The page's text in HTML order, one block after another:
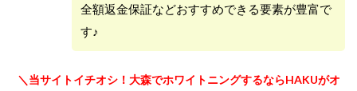
全額返金保証などおすすめできる要素が豊富で
す♪
＼当サイトイチオシ！大森でホワイトニングするならHAKUがオ